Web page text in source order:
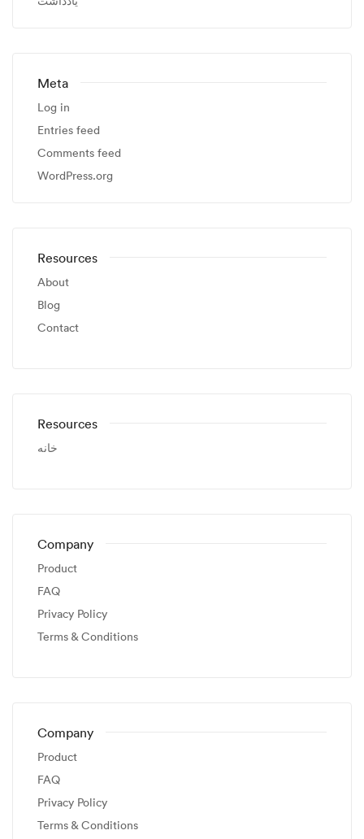
Meta
Log in
Entries feed
Comments feed
WordPress.org
Resources
About
Blog
Contact
Resources
خانه
Company
Product
FAQ
Privacy Policy
Terms & Conditions
Company
Product
FAQ
Privacy Policy
Terms & Conditions